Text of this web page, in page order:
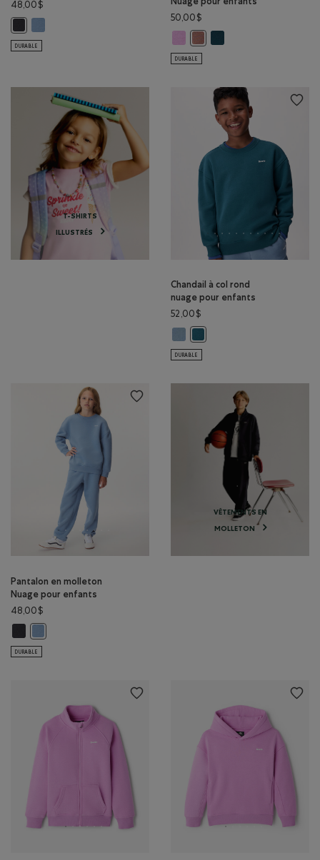
48,00$
Pantalon en molleton Nuage pour enfants: GRIS MINUIT Couleur
Pantalon en molleton Nuage pour enfants: NUAGE GRIS Couleur
DURABLE
50,00$
DURABLE
T-SHIRTS
ILLUSTRÉS
Chandail à col rond
nuage pour enfants
52,00$
Chandail à col rond nuage pour
DURABLE
Pantalon en molleton
Nuage pour enfants
48,00$
DURABLE
VÊTEMENTS EN
MOLLETON